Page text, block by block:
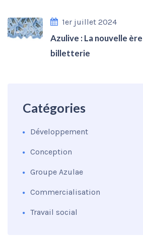
1er juillet 2024
Azulive : La nouvelle
billetterie
Catégories
Développement
Conception
Groupe Azulae
Commercialisation
Travail social